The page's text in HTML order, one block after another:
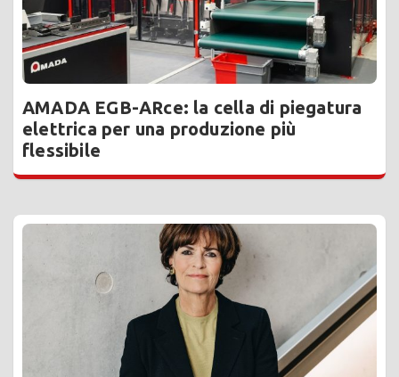
AMADA EGB-ARce: la cella di piegatura
elettrica per una produzione più
flessibile